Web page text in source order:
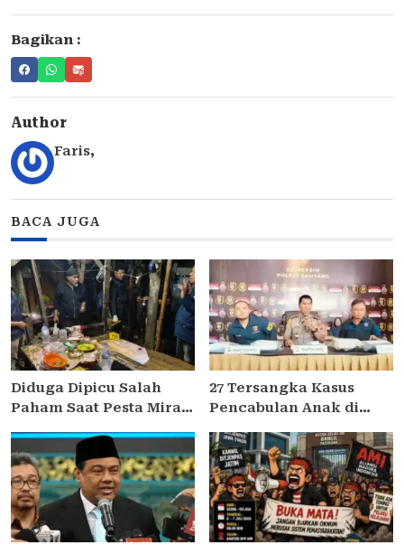
Bagikan :
Author
Faris,
BACA JUGA
Diduga Dipicu Salah
Paham Saat Pesta Miras,
Tewas Ditikam
Rekannya
27 Tersangka Kasus
Pencabulan Anak di
15 Masih Diburu Polisi